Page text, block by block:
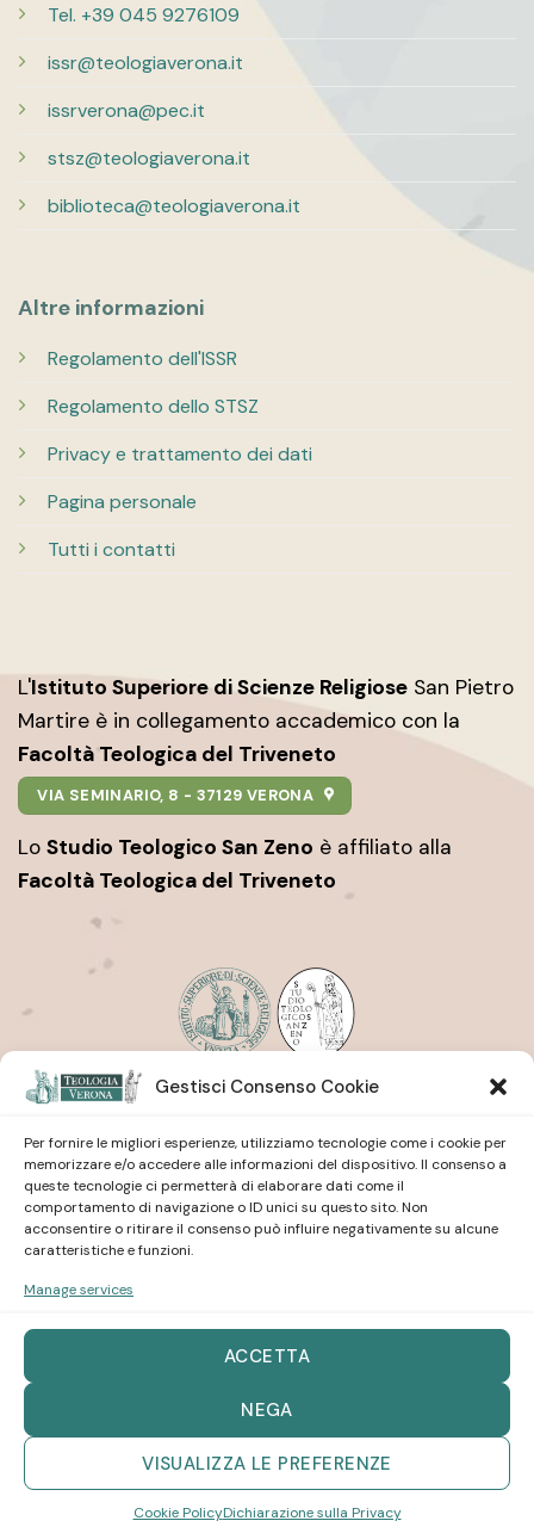
Gestisci Consenso Cookie
Per fornire le migliori esperienze, utilizziamo tecnologie come i cookie per
memorizzare e/o accedere alle informazioni del dispositivo. Il consenso a
queste tecnologie ci permetterà di elaborare dati come il
comportamento di navigazione o ID unici su questo sito. Non
acconsentire o ritirare il consenso può influire negativamente su alcune
caratteristiche e funzioni.
Manage services
ACCETTA
NEGA
VISUALIZZA LE PREFERENZE
Cookie PolicyDichiarazione sulla Privacy
Tel. +39 045 9276109
issr@teologiaverona.it
issrverona@pec.it
stsz@teologiaverona.it
biblioteca@teologiaverona.it
Altre informazioni
Regolamento dell'ISSR
Regolamento dello STSZ
Privacy e trattamento dei dati
Pagina personale
Tutti i contatti
L'Istituto Superiore di Scienze Religiose San Pietro
Martire è in collegamento accademico con la
Facoltà Teologica del Triveneto
VIA SEMINARIO, 8 - 37129 VERONA
Lo Studio Teologico San Zeno è affiliato alla
Facoltà Teologica del Triveneto
Istituto Superiore di Scienze Religiose
| San Pietro
Istituto Superiore di Scienze Religiose
MartireStudio Teologico| San Zeno
created by internetidea -web agency vr
Copyright 2026 ©Teologia Verona